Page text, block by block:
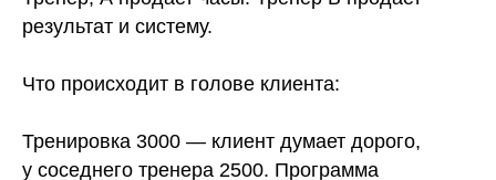
результат и систему.
Что происходит в голове клиента:
Тренировка 3000 — клиент думает дорого,
у соседнего тренера 2500. Программа